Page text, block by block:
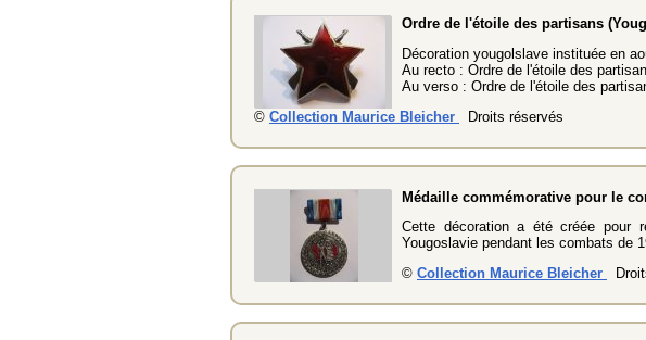
Ordre de l'étoile des partisans
Décoration yougolslave instituée en
Au recto : Ordre de l'étoile des
Au verso : Ordre de l'étoile des
© Collection Maurice Bleicher Droits réservés
Médaille commémorative pour le
Cette décoration a été créée pour
Yougoslavie pendant les combats de
© Collection Maurice Bleicher